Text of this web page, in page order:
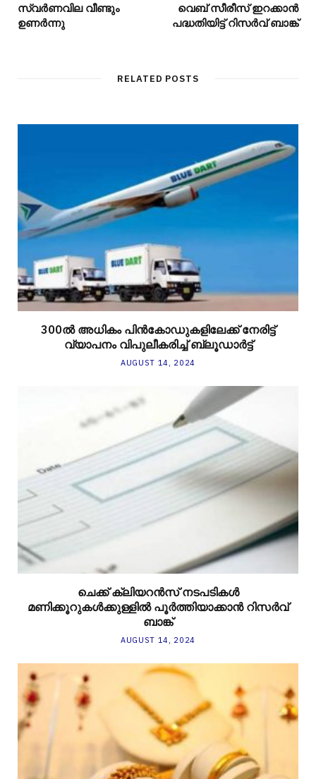
സ്വർണവില വീണ്ടും
ഉണർന്നു
വെബ് സീരീസ് ഇറക്കാന്‍
പദ്ധതിയിട്ട് റിസര്‍വ് ബാങ്ക്
RELATED POSTS
300ല്‍ അധികം പിന്‍കോഡുകളിലേക്ക് നേരിട്ട്
വ്യാപനം വിപുലീകരിച്ച് ബ്ലൂഡാര്‍ട്ട്
AUGUST 14, 2024
ചെക്ക് ക്ലിയറന്‍സ് നടപടികള്‍
മണിക്കൂറുകള്‍ക്കുള്ളില്‍ പൂര്‍ത്തിയാക്കാന്‍ റിസര്‍വ്
ബാങ്ക്
AUGUST 14, 2024